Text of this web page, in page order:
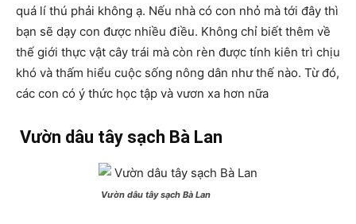
quá lí thú phải không ạ. Nếu nhà có con nhỏ mà tới đây thì
bạn sẽ dạy con được nhiều điều. Không chỉ biết thêm về
thế giới thực vật cây trái mà còn rèn được tính kiên trì chịu
khó và thấm hiểu cuộc sống nông dân như thế nào. Từ đó,
các con có ý thức học tập và vươn xa hơn nữa
Vườn dâu tây sạch Bà Lan
Vườn dâu tây sạch Bà Lan